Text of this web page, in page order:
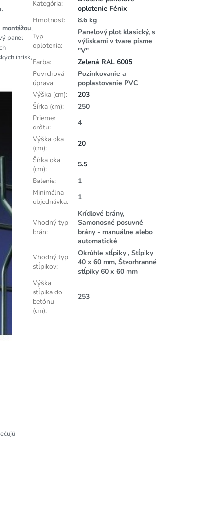
montážou,
panel
ihrísk,
Kategória:
oplotenie Fénix
Hmotnosť:
8.6 kg
Typ
oplotenia:
Panelový plot klasický, s
výliskami v tvare písme
"V"
Farba:
Zelená RAL 6005
Povrchová
úprava:
Pozinkovanie a
poplastovanie PVC
Výška (cm):
203
Šírka (cm):
250
Priemer
drôtu:
4
Výška oka
(cm):
20
Šírka oka
(cm):
5.5
Balenie:
1
Minimálna
objednávka:
1
Vhodný typ
brán:
Krídlové brány,
Samonosné posuvné
brány - manuálne alebo
automatické
Vhodný typ
stĺpikov:
Okrúhle stĺpiky , Stĺpiky
40 x 60 mm, Štvorhranné
stĺpiky 60 x 60 mm
Výška
stĺpika do
betónu
(cm):
253